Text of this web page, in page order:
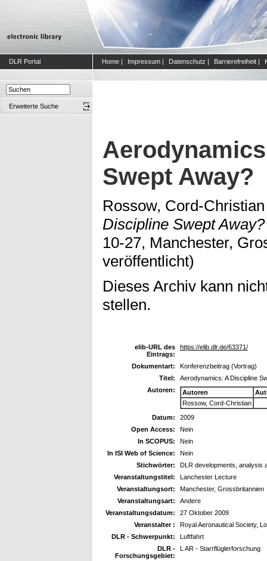
DLR Portal Home | Impressum | Datenschutz | Barrierefreiheit |
Erweiterte Suche
Swept Away?
Rossow, Cord-Christian
Discipline Swept Away?
10-27, Manchester,
veröffentlicht)
Dieses Archiv kann
stellen.
elib-URL des
Eintrags:
https://elib.dlr.de/63371/
Dokumentart:
Konferenzbeitrag (Vortrag)
Titel:
Aerodynamics: A Discipline
Autoren:
Autoren
Rossow, Cord-Christian
Datum:
2009
Open Access:
Nein
In SCOPUS:
Nein
In ISI Web of Science:
Nein
Stichwörter:
DLR developments, analysis
Veranstaltungstitel:
Lanchester Lecture
Veranstaltungsort:
Manchester, Grossbritannien
Veranstaltungsart:
Andere
Veranstaltungsdatum:
27 Oktober 2009
Veranstalter :
Royal Aeronautical Society,
DLR - Schwerpunkt:
Luftfahrt
DLR -
Forschungsgebiet:
L AR - Starrflüglerforschung